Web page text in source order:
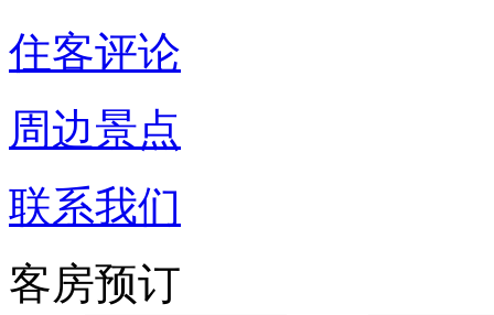
住客评论
周边景点
联系我们
客房预订